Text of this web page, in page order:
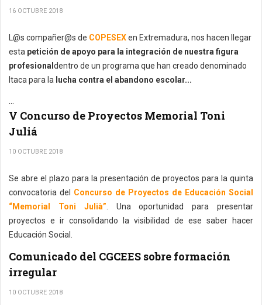
16 OCTUBRE 2018
L@s compañer@s de COPESEXen Extremadura, nos hacen llegar
esta petición de apoyo para la integración de nuestra figura
profesional dentro de un programa que han creado denominado
Itaca para la lucha contra el abandono escolar...
V Concurso de Proyectos Memorial Toni
Juliá
10 OCTUBRE 2018
Se abre el plazo para la presentación de proyectos para la quinta
convocatoria del
Concurso de Proyectos de Educación Social
“Memorial Toni Julià” . Una oportunidad para presentar
proyectos e ir consolidando la visibilidad de ese saber hacer
Educación Social.
Comunicado del CGCEES sobre formación
irregular
10 OCTUBRE 2018